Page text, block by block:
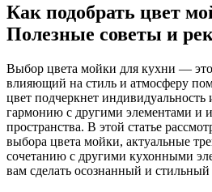
Как подобрать цвет
Полезные советы и
Выбор цвета мойки для кухни —
влияющий на стиль и атмосферу
цвет подчеркнет индивидуальность
гармонию с другими элементами и
пространства. В этой статье
выбора цвета мойки, актуальные
сочетанию с другими кухонными
вам сделать осознанный и